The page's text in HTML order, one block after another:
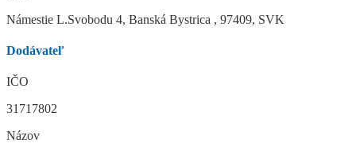
Námestie L.Svobodu 4, Banská Bystrica , 97409, SVK
Dodávateľ
IČO
31717802
Názov